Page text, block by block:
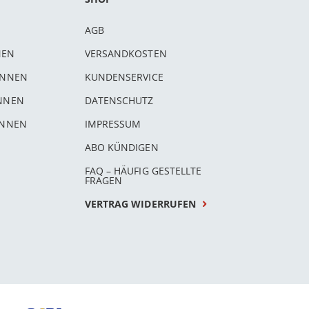
AGB
VERSANDKOSTEN
KUNDENSERVICE
DATENSCHUTZ
IMPRESSUM
ABO KÜNDIGEN
FAQ – HÄUFIG GESTELLTE
FRAGEN
VERTRAG WIDERRUFEN